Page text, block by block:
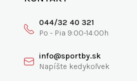
044/32 40 321
info@sportby.sk